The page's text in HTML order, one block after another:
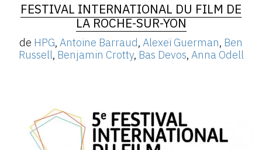
FESTIVAL INTERNATIONAL DU FILM DE
LA ROCHE-SUR-YON
de HPG, Antoine Barraud, Alexeï Guerman, Ben
Russell, Benjamin Crotty, Bas Devos, Anna Odell